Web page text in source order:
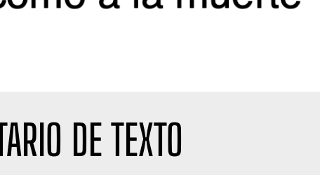
DE TEXTO